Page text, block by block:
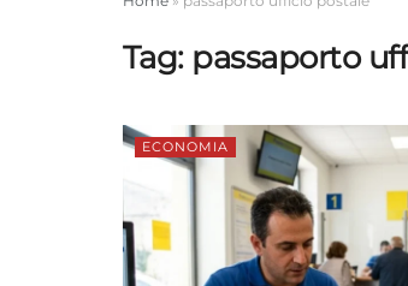
Tag: passaporto
ECONOMIA